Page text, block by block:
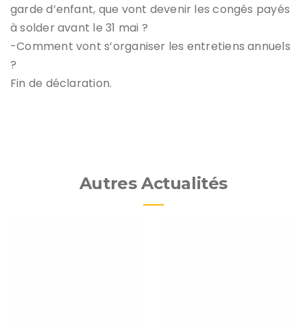
garde d’enfant, que vont devenir les congés payés
à solder avant le 31 mai ?
-Comment vont s’organiser les entretiens annuels
?
Fin de déclaration.
Autres Actualités